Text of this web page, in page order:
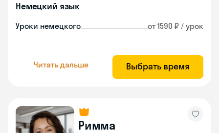
Немецкий язык
Уроки немецкого от 1590 ₽ / урок
Читать дальше Выбрать время
Римма